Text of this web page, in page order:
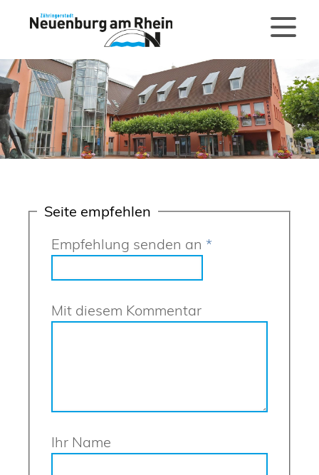
Seite empfehlen
Empfehlung senden an *
Mit diesem Kommentar
Ihr Name